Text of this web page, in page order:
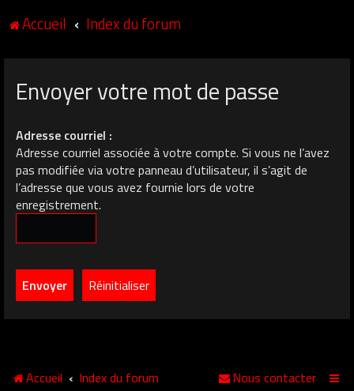
Accueil Index du forum
Envoyer votre mot de passe
Adresse courriel :
Adresse courriel associée à votre compte. Si vous ne l’avez
pas modifiée via votre panneau d’utilisateur, il s’agit de
l’adresse que vous avez fournie lors de votre
enregistrement.
Accueil Index du forum Nous contacter